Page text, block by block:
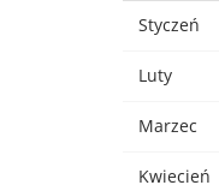
Styczeń
Luty
Marzec
Kwiecień